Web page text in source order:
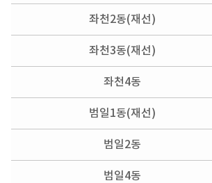
좌천2동(재선)
좌천3동(재선)
좌천4동
범일1동(재선)
범일2동
범일4동